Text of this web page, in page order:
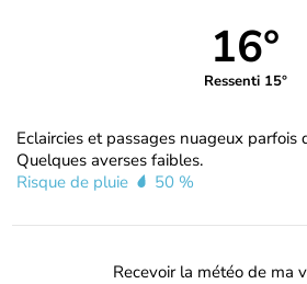
16°
Ressenti 15°
Eclaircies et passages nuageux parfois
Quelques averses faibles.
Risque de pluie
50 %
Recevoir la météo de ma